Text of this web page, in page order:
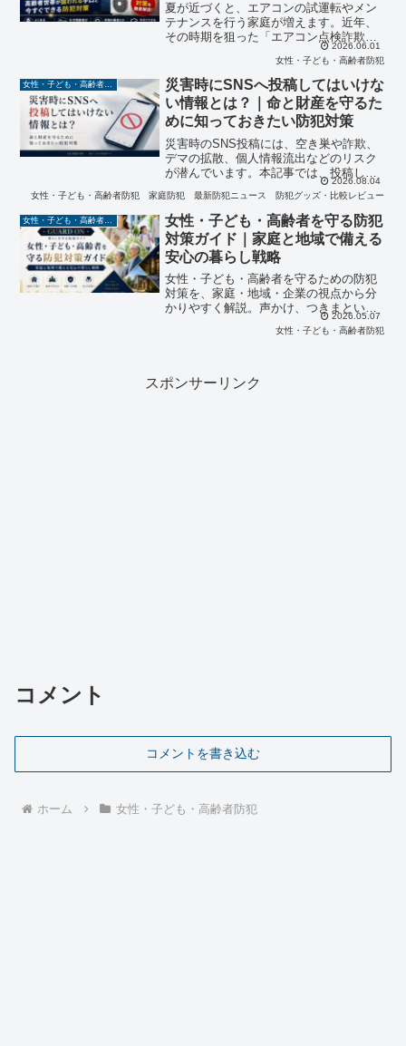
夏が近づくと、エアコンの試運転やメン
テナンスを行う家庭が増えます。近年、
その時期を狙った「エアコン点検詐欺」
が全国で問題になっています。訪問して
きた人物が「無料点検を行っています」
「室外機に異常があります」などと声を
かけ、不安をあおったうえ...
2026.06.01
女性・子ども・高齢者防犯
女性・子ども・高齢者防犯
災害時にSNSへ投稿してはいけな
い情報とは？｜命と財産を守るた
めに知っておきたい防犯対策
災害時のSNS投稿には、空き巣や詐欺、
デマの拡散、個人情報流出などのリスク
が潜んでいます。本記事では、投稿して
はいけない情報や安全な情報発信の方
法、防犯アドバイザーの視点から実践で
きる対策を分かりやすく解説します。
2026.08.04
女性・子ども・高齢者防犯
家庭防犯 最新防犯ニュース 防犯グッズ・比較レビュー
女性・子ども・高齢者を守る防犯
対策ガイド｜家庭と地域で備える
安心の暮らし戦略
女性・子ども・高齢者を守るための防犯
対策を、家庭・地域・企業の視点から分
かりやすく解説。声かけ、つきまとい、
特殊詐欺、訪問トラブル、SNS被害な
ど、暮らしに潜むリスクへの備え方を
2026.05.07
女性・子ども・高齢者防犯
スポンサーリンク
コメント
コメントを書き込む
ホーム 女性・子ども・高齢者防犯